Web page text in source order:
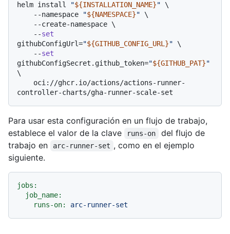
helm install
"${INSTALLATION_NAME}" \
    --namespace
"${NAMESPACE}" \
    --
set
githubConfigUrl="${GITHUB_CONFIG_URL}" \
    --
set
githubConfigSecret.github_token="${GITHUB_PAT}"
\
Para usar esta configuración en un flujo de trabajo,
establece el valor de la clave
runs-on
del flujo de
trabajo en
arc-runner-set , como en el ejemplo
siguiente.
jobs:
job_name:
runs-on:
arc-runner-set